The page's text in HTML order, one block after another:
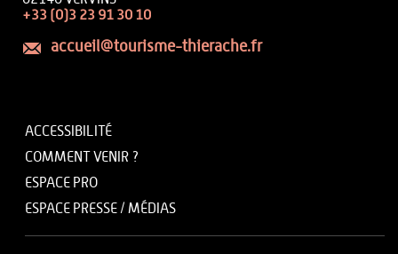
+33 (0)3 23 91 30 10
accueil@tourisme-thierache.fr
ACCESSIBILITÉ
COMMENT VENIR ?
ESPACE PRO
ESPACE PRESSE / MÉDIAS